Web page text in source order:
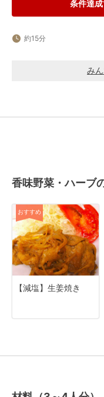
条件達
約15分
み
香味野菜・ハーブ
おすすめ
【減塩】生姜焼き